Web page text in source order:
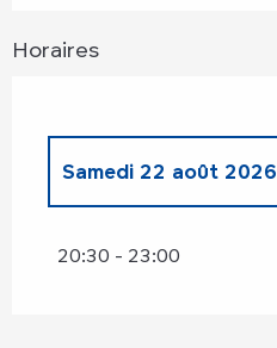
Horaires
Samedi 22 août 2026
20:30 - 23:00